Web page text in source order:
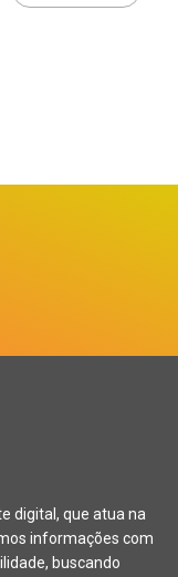
digital, que atua na
informações com
buscando